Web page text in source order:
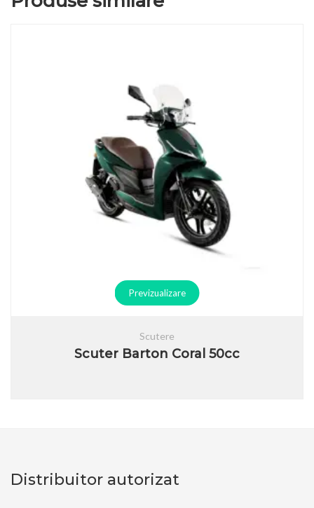
Previzualizare
Scutere
Scuter Barton Coral 50cc
Distribuitor autorizat